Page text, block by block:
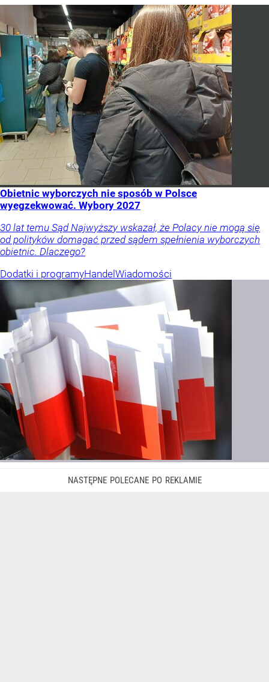
Obietnic wyborczych nie sposób w Polsce
wyegzekwować. Wybory 2027
30 lat temu Sąd Najwyższy wskazał, że Polacy nie mogą się
od polityków domagać przed sądem spełnienia wyborczych
obietnic. Dlaczego?
Dodatki i programyHandel Wiadomości